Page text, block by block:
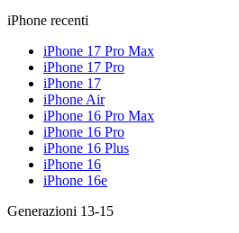
iPhone recenti
iPhone 17 Pro Max
iPhone 17 Pro
iPhone 17
iPhone Air
iPhone 16 Pro Max
iPhone 16 Pro
iPhone 16 Plus
iPhone 16
iPhone 16e
Generazioni 13-15